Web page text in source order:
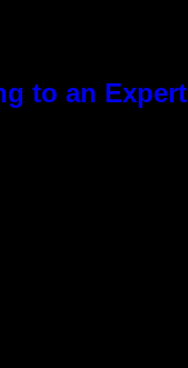
to an Expert